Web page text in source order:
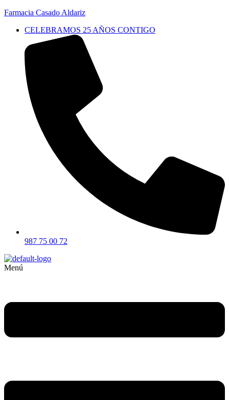
Farmacia Casado Aldariz
CELEBRAMOS 25 AÑOS CONTIGO
987 75 00 72
Menú